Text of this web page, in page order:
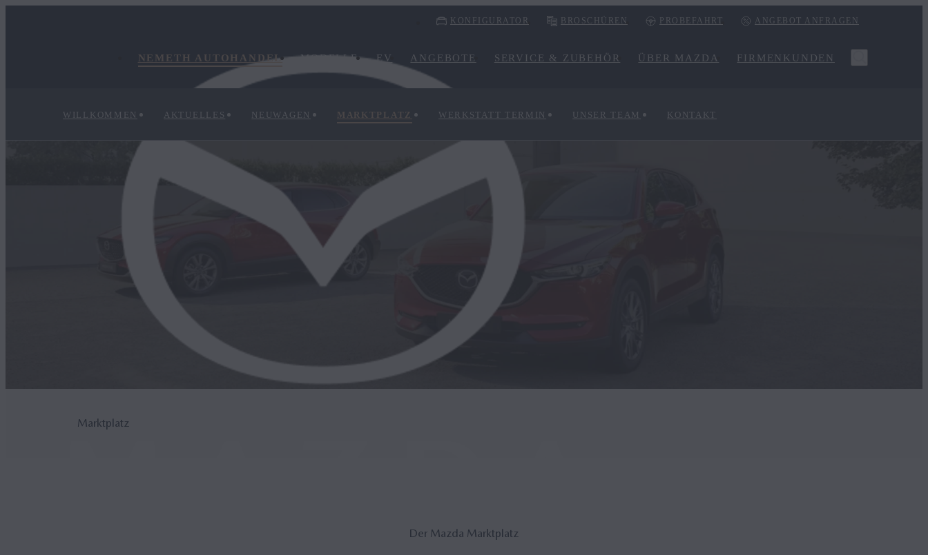
KONFIGURATOR BROSCHÜREN PROBEFAHRT ANGEBOT ANFRAGEN
NEMETH AUTOHANDEL MODELLE EV ANGEBOTE SERVICE & ZUBEHÖR ÜBER MAZDA FIRMENKUNDEN
WILLKOMMEN AKTUELLES NEUWAGEN MARKTPLATZ WERKSTATT TERMIN UNSER TEAM KONTAKT
Marktplatz
Der Mazda Markt­platz